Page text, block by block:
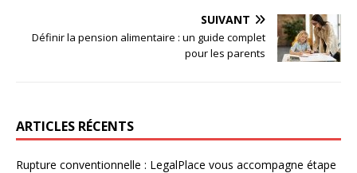
SUIVANT
Définir la pension alimentaire : un guide complet
pour les parents
ARTICLES RÉCENTS
Rupture conventionnelle : LegalPlace vous accompagne étape